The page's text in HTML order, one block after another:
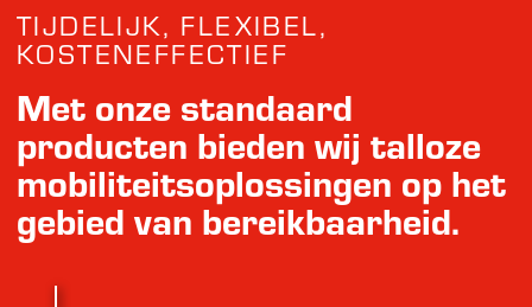
TIJDELIJK, FLEXIBEL,
KOSTENEFFECTIEF
Met onze standaard
producten bieden wij talloze
mobiliteitsoplossingen op het
gebied van bereikbaarheid.